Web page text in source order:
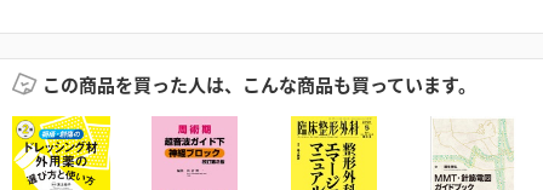
この商品を買った人は、こんな商品も買っています。